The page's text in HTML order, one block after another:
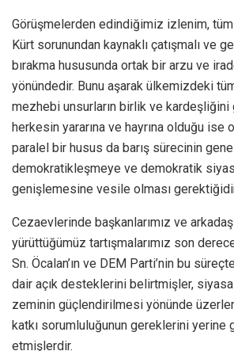
Görüşmelerden edindiğimiz izlenim,
Kürt sorunundan kaynaklı çatışmalı ve
bırakma hususunda ortak bir arzu ve
yönündedir. Bunu aşarak ülkemizdeki
mezhebi unsurların birlik ve
herkesin yararına ve hayrına olduğu ise
paralel bir husus da barış sürecinin
demokratikleşmeye ve demokratik
genişlemesine vesile olması
Cezaevlerinde başkanlarımız ve
yürüttüğümüz tartışmalarımız son
Sn. Öcalan’ın ve DEM Parti’nin bu
dair açık desteklerini belirtmişler,
zeminin güçlendirilmesi yönünde
katkı sorumluluğunun gereklerini
etmişlerdir.